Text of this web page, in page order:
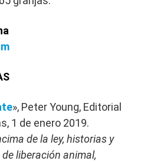
», Peter Young, Editorial
1 de enero 2019.
de la ley, historias y
liberación animal,